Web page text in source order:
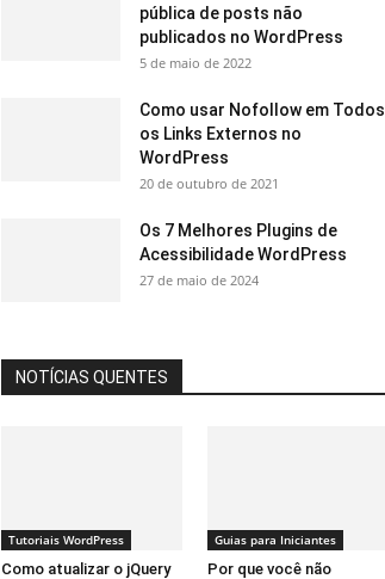
pública de posts não
publicados no WordPress
5 de maio de 2022
Como usar Nofollow em Todos
os Links Externos no
WordPress
20 de outubro de 2021
Os 7 Melhores Plugins de
Acessibilidade WordPress
27 de maio de 2024
NOTÍCIAS QUENTES
Tutoriais WordPress
Como atualizar o jQuery
Guias para Iniciantes
Por que você não